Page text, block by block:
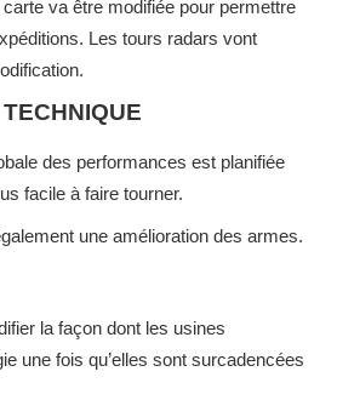
carte va être modifiée pour permettre
Les tours radars vont
des performances est planifiée
facile à faire tourner.
une amélioration des armes.
la façon dont les usines
une fois qu’elles sont surcadencées